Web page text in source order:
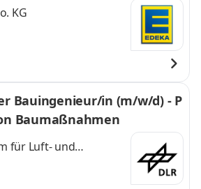
KG
Bauingenieur/in (m/w/d) - P
Baumaßnahmen
für Luft- und